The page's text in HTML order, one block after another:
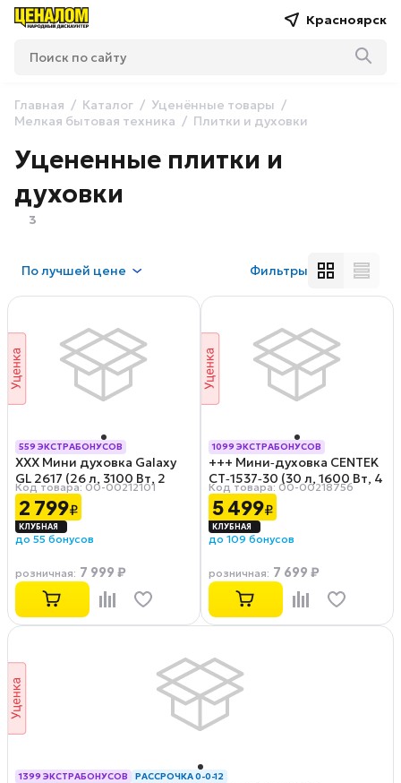
Красноярск
Главная Каталог
Уценённые товары
Мелкая бытовая техника
Плитки и духовки
Уцененные плитки и
духовки
3
Получшей цене Фильтры
559 ЭКСТРАБОНУСОВ
РАССРОЧКА 0-0-12
ХХХ Мини духовка Galaxy
GL 2617 (26 л, 3100 Вт, 2
конфорки, 3 режима,
эмаль, черный) Нет
противня, Загрязнения,
Прогар на конфорках 5/10
Код товара: 00-00212101
2 799₽
до 55 бонусов
розничная: 7 999 ₽
1099 ЭКСТРАБОНУСОВ
РАССРОЧКА 0-0-12
+++ Мини‑духовка CENTEK
CT‑1537‑30 (30 л, 1600 Вт, 4
режима, 320°С, черный)
Вмятина на крышке 8/10
Код товара: 00-00218756
5 499₽
до 109 бонусов
розничная: 7 699 ₽
1399 ЭКСТРАБОНУСОВ РАССРОЧКА 0-0-12